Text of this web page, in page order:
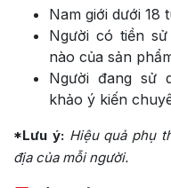
Nam giới dưới 18
Người có tiền
nào của sản
Người đang sử
khảo ý kiến
*Lưu ý: Hiệu quả phụ
địa của mỗi người.